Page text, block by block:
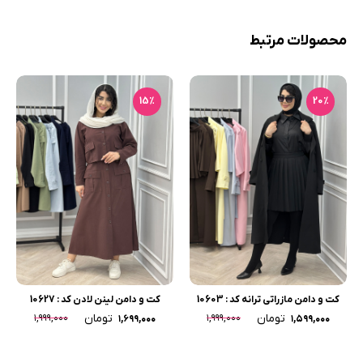
محصولات مرتبط
20٪
کت و دامن مازراتی ترانه کد : 10603
۱,۵۹۹,۰۰۰ تومان ۱,۹۹۹,۰۰۰
15٪
کت و دامن لینن لادن کد : 10627
۱,۶۹۹,۰۰۰ تومان ۱,۹۹۹,۰۰۰